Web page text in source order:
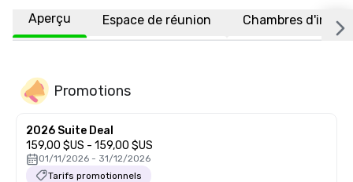
Aperçu Espace de réunion Chambres
Promotions
2026 Suite Deal
159,00 $US - 159,00 $US
01/11/2026 - 31/12/2026
Tarifs promotionnels